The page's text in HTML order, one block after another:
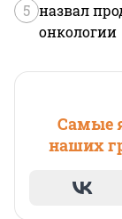
5 назвал
онкологии
Самые
наших